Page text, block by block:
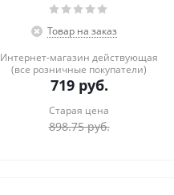
Товар на заказ
Интернет-магазин действующая
(все розничные покупатели)
719руб.
Старая цена
898.75руб.